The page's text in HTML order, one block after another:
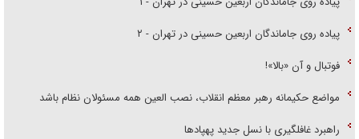
پیاده روی جاماندگان اربعین حسینی در تهران - ۲
فوتبال و آن «بالا»!
مواضع حکیمانه رهبر معظم انقلاب، نصب العین همه مسئولان نظام باشد
راهبرد غافلگیری با نسل جدید پهپاد‌ها